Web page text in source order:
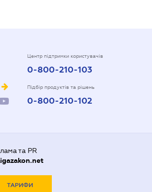
Центр підтримки користувачів
0-800-210-103
Підбір продуктів та рішень
0-800-210-102
та PR
ТАРИФИ